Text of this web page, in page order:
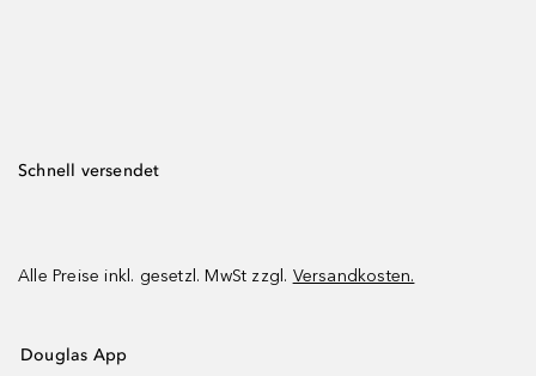
Schnell versendet
Alle Preise inkl. gesetzl. MwSt zzgl. Versandkosten.
Douglas App